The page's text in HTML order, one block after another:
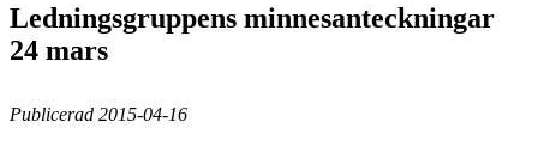
Ledningsgruppens minnesanteckningar
24 mars
Publicerad 2015-04-16